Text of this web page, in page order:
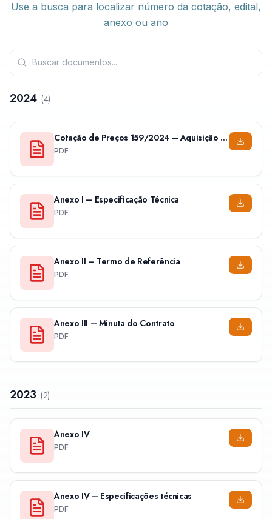
Use a busca para localizar número da cotação, edital,
anexo ou ano
2024 (4)
Cotação de Preços 159/2024 – Aquisição de Transformadores
PDF
Anexo I – Especificação Técnica
PDF
Anexo II – Termo de Referência
PDF
Anexo III – Minuta do Contrato
PDF
2023 (2)
Anexo IV
PDF
Anexo IV – Especificações técnicas
PDF